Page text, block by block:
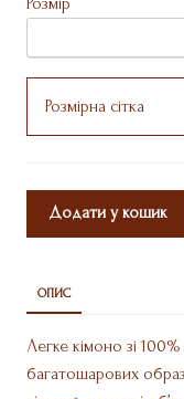
Розмірна сітка
Додати у кошик
ОПИС
Легке кімоно зі
багатошарових